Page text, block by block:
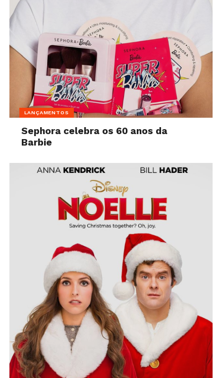
LANÇAMENTOS
Sephora celebra os 60 anos da
Barbie